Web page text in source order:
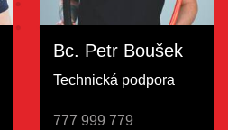
Bc. Petr Boušek
Technická podpora
777 999 779